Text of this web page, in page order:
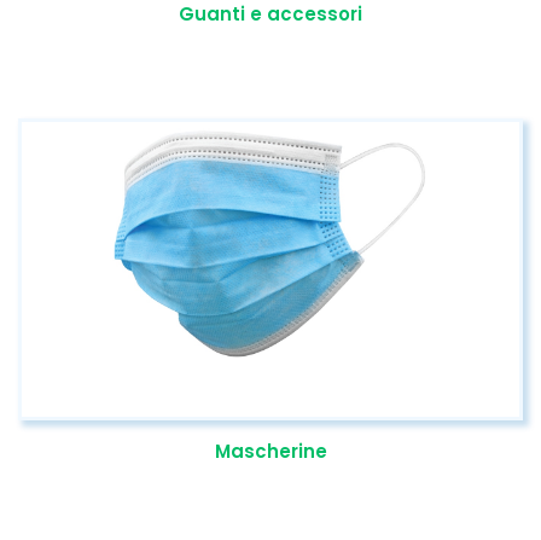
Guanti e accessori
Mascherine